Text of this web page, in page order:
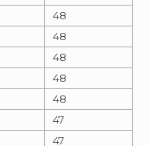
48
48
48
48
48
47
47